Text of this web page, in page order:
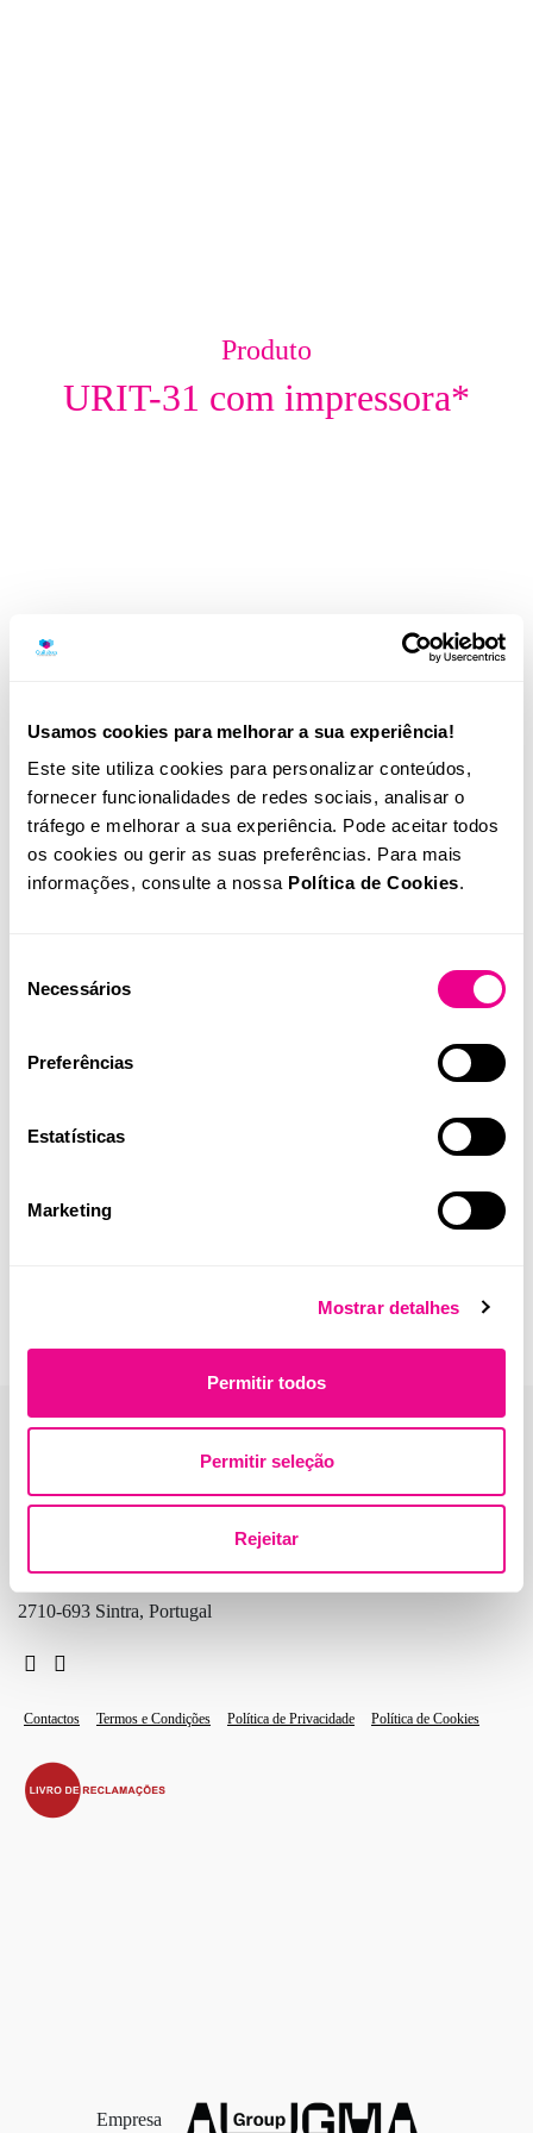
Usamos cookies para melhorar a sua experiência!
Este site utiliza cookies para personalizar conteúdos,
fornecer funcionalidades de redes sociais, analisar o
tráfego e melhorar a sua experiência. Pode aceitar todos
os cookies ou gerir as suas preferências. Para mais
informações, consulte a nossa Política de Cookies.
Necessários
Preferências
Estatísticas
Marketing
Mostrar detalhes
Permitir todos
Permitir seleção
Rejeitar
Produto
URIT-31 com impressora*
Equipamento que permite a determinação simultânea de 11
parâmetros numa única urianálise.
2710-693 Sintra, Portugal
Contactos Termos e Condições Política de Privacidade Política de Cookies
Empresa